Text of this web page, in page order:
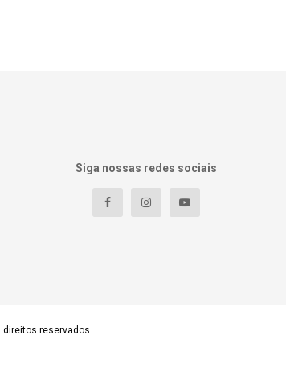
Siga nossas redes sociais
direitos reservados.